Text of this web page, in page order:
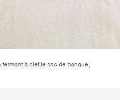
fermant à clef le sac de banque